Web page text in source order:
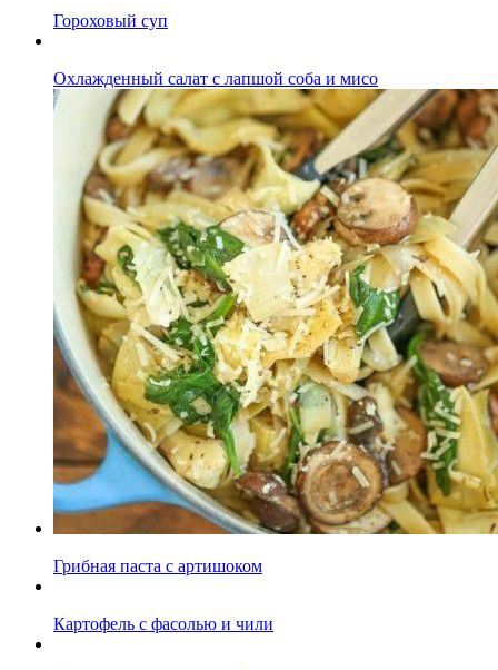
Гороховый суп
Охлажденный салат с лапшой соба и мисо
Грибная паста с артишоком
Картофель с фасолью и чили